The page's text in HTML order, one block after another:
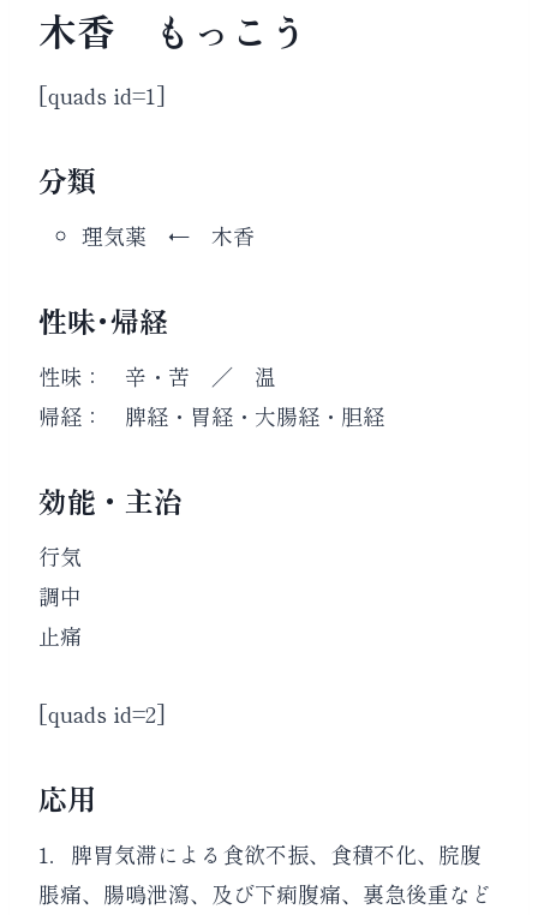
木香 もっこう
[quads id=1]
分類
理気薬 ← 木香
性味･帰経
性味： 辛・苦 ／ 温
帰経： 脾経・胃経・大腸経・胆経
効能・主治
行気
調中
止痛
[quads id=2]
応用
1． 脾胃気滞による食欲不振、食積不化、脘腹
脹痛、腸鳴泄瀉、及び下痢腹痛、裏急後重など